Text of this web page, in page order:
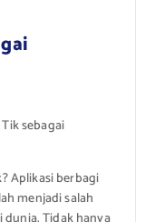
sebagai
Aplikasi berbagi
menjadi salah